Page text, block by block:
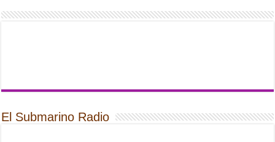
El Submarino Radio